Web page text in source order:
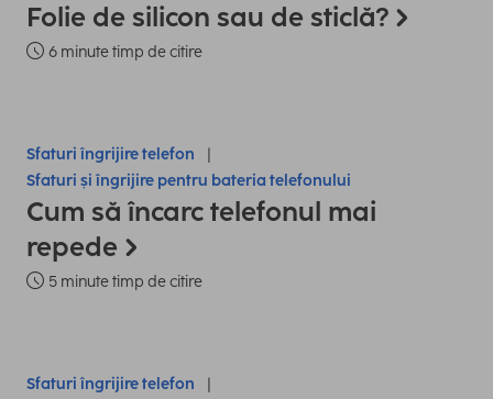
Folie de silicon sau de sticlă?
6 minute timp de citire
Sfaturi îngrijire telefon
Sfaturi și îngrijire pentru bateria telefonului
Cum să încarc telefonul mai
repede
5 minute timp de citire
Sfaturi îngrijire telefon